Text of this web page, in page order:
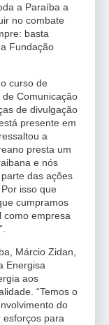
a Paraíba a
no combate
basta
Fundação
curso de
Comunicação
de divulgação
presente em
a
presta um
e nós
das ações
isso que
cumpramos
como empresa
Márcio Zidan,
Energisa
aos
“Temos o
do
esforços para